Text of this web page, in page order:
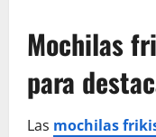
Mochilas
para
Las mochilas